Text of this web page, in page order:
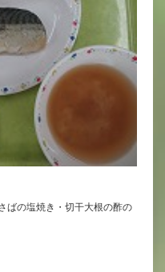
ばの塩焼き・切干大根の酢の